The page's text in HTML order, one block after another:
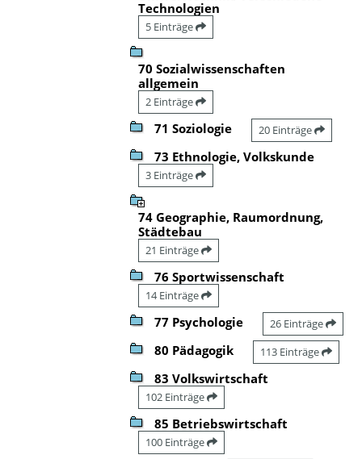
Technologien
5 Einträge
70 Sozialwissenschaften
allgemein
2 Einträge
71 Soziologie 20 Einträge
73 Ethnologie, Volkskunde
3 Einträge
74 Geographie, Raumordnung,
Städtebau
21 Einträge
76 Sportwissenschaft
14 Einträge
77 Psychologie 26 Einträge
80 Pädagogik 113 Einträge
83 Volkswirtschaft
102 Einträge
85 Betriebswirtschaft
100 Einträge